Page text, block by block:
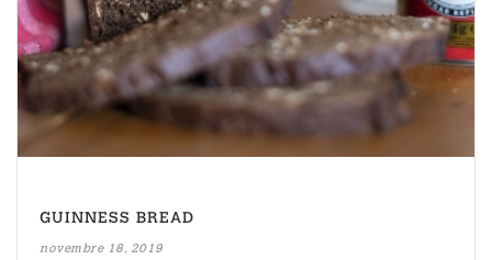
GUINNESS BREAD
novembre 18, 2019